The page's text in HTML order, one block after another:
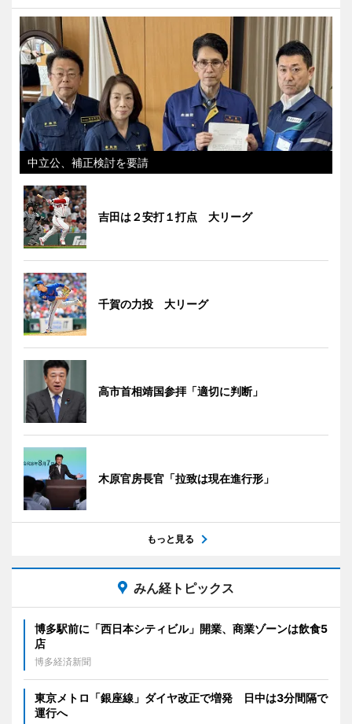
中立公、補正検討を要請
吉田は２安打１打点 大リーグ
千賀の力投 大リーグ
高市首相靖国参拝「適切に判断」
木原官房長官「拉致は現在進行形」
もっと見る
みん経トピックス
博多駅前に「西日本シティビル」開業、商業ゾーンは飲食5
店
博多経済新聞
東京メトロ「銀座線」ダイヤ改正で増発 日中は3分間隔で
運行へ